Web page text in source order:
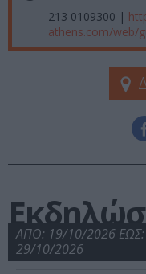
213 0109300 |
athens.com/web/
ΑΠΟ: 19/10/2026 ΕΩΣ:
29/10/2026